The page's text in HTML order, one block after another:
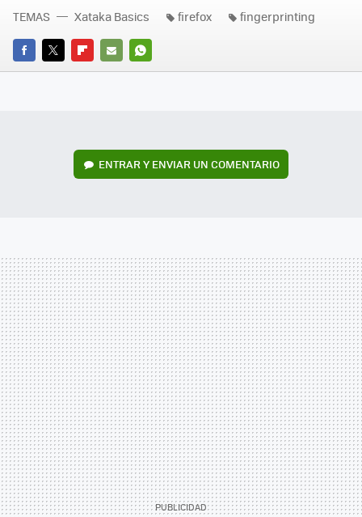
FACEBOOK
TWITTERFLIPBOARD
E-
WHATSAPP
TEMAS Xataka Basics firefox fingerprinting
ENTRAR Y ENVIAR UN COMENTARIO